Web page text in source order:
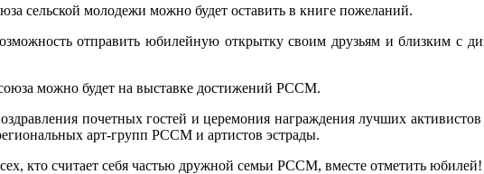
сельской молодежи можно будет оставить в книге пожеланий.
отправить юбилейную открытку своим друзьям и близким с
можно будет на выставке достижений РССМ.
почетных гостей и церемония награждения лучших
арт-групп РССМ и артистов эстрады.
кто считает себя частью дружной семьи РССМ, вместе отметить юбилей!